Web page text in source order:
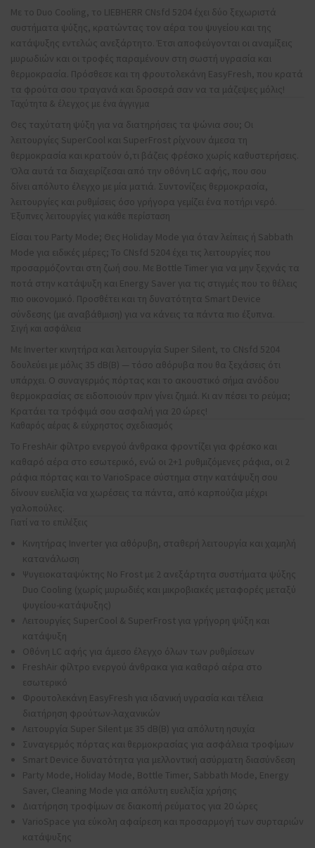
Με το Duo Cooling, το LIEBHERR CNsfd 5204 έχει δύο ξεχωριστά
συστήματα ψύξης, κρατώντας τον αέρα του ψυγείου και της
κατάψυξης εντελώς ανεξάρτητο. Έτσι αποφεύγονται οι αναμίξεις
μυρωδιών και οι τροφές παραμένουν στη σωστή υγρασία και
θερμοκρασία. Πρόσθεσε και τη φρουτολεκάνη EasyFresh, που κρατά
τα φρούτα σου τραγανά και δροσερά σαν να τα μάζεψες μόλις!
Ταχύτητα & έλεγχος με ένα άγγιγμα
Θες ταχύτατη ψύξη για να διατηρήσεις τα ψώνια σου; Οι
λειτουργίες SuperCool και SuperFrost ρίχνουν άμεσα τη
θερμοκρασία και κρατούν ό,τι βάζεις φρέσκο χωρίς καθυστερήσεις.
Όλα αυτά τα διαχειρίζεσαι από την οθόνη LC αφής, που σου
δίνει απόλυτο έλεγχο με μία ματιά. Συντονίζεις θερμοκρασία,
λειτουργίες και ρυθμίσεις όσο γρήγορα γεμίζει ένα ποτήρι νερό.
Έξυπνες λειτουργίες για κάθε περίσταση
Είσαι του Party Mode; Θες Holiday Mode για όταν λείπεις ή Sabbath
Mode για ειδικές μέρες; Το CNsfd 5204 έχει τις λειτουργίες που
προσαρμόζονται στη ζωή σου. Με Bottle Timer για να μην ξεχνάς τα
ποτά στην κατάψυξη και Energy Saver για τις στιγμές που το θέλεις
πιο οικονομικό. Προσθέτει και τη δυνατότητα Smart Device
σύνδεσης (με αναβάθμιση) για να κάνεις τα πάντα πιο έξυπνα.
Σιγή και ασφάλεια
Με Inverter κινητήρα και λειτουργία Super Silent, το CNsfd 5204
δουλεύει με μόλις 35 dB(B) — τόσο αθόρυβα που θα ξεχάσεις ότι
υπάρχει. Ο συναγερμός πόρτας και το ακουστικό σήμα ανόδου
θερμοκρασίας σε ειδοποιούν πριν γίνει ζημιά. Κι αν πέσει το ρεύμα;
Κρατάει τα τρόφιμά σου ασφαλή για 20 ώρες!
Καθαρός αέρας & εύχρηστος σχεδιασμός
Το FreshAir φίλτρο ενεργού άνθρακα φροντίζει για φρέσκο και
καθαρό αέρα στο εσωτερικό, ενώ οι 2+1 ρυθμιζόμενες ράφια, οι 2
ράφια πόρτας και το VarioSpace σύστημα στην κατάψυξη σου
δίνουν ευελιξία να χωρέσεις τα πάντα, από καρπούζια μέχρι
γαλοπούλες.
Γιατί να το επιλέξεις
Κινητήρας Inverter για αθόρυβη, σταθερή λειτουργία και χαμηλή
κατανάλωση
Ψυγειοκαταψύκτης No Frost με 2 ανεξάρτητα συστήματα ψύξης
Duo Cooling (χωρίς μυρωδιές και μικροβιακές μεταφορές μεταξύ
ψυγείου-κατάψυξης)
Λειτουργίες SuperCool & SuperFrost για γρήγορη ψύξη και
κατάψυξη
Οθόνη LC αφής για άμεσο έλεγχο όλων των ρυθμίσεων
FreshAir φίλτρο ενεργού άνθρακα για καθαρό αέρα στο
εσωτερικό
Φρουτολεκάνη EasyFresh για ιδανική υγρασία και τέλεια
διατήρηση φρούτων-λαχανικών
Λειτουργία Super Silent με 35 dB(B) για απόλυτη ησυχία
Συναγερμός πόρτας και θερμοκρασίας για ασφάλεια τροφίμων
Smart Device δυνατότητα για μελλοντική ασύρματη διασύνδεση
Party Mode, Holiday Mode, Bottle Timer, Sabbath Mode, Energy
Saver, Cleaning Mode για απόλυτη ευελιξία χρήσης
Διατήρηση τροφίμων σε διακοπή ρεύματος για 20 ώρες
VarioSpace για εύκολη αφαίρεση και προσαρμογή των συρταριών
κατάψυξης